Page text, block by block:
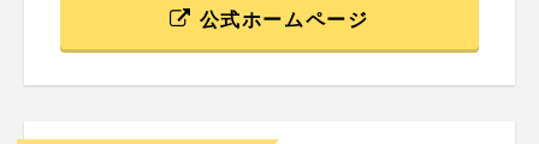
公式ホームページ